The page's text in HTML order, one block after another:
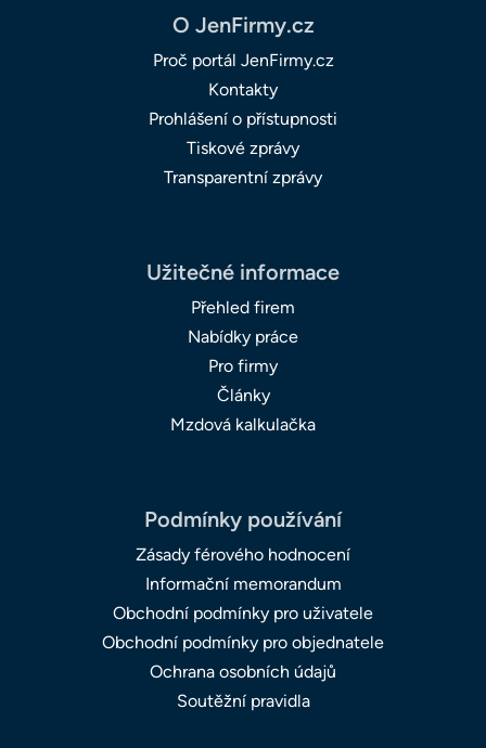
O JenFirmy.cz
Proč portál JenFirmy.cz
Kontakty
Prohlášení o přístupnosti
Tiskové zprávy
Transparentní zprávy
Užitečné informace
Přehled firem
Nabídky práce
Pro firmy
Články
Mzdová kalkulačka
Podmínky používání
Zásady férového hodnocení
Informační memorandum
Obchodní podmínky pro uživatele
Obchodní podmínky pro objednatele
Ochrana osobních údajů
Soutěžní pravidla